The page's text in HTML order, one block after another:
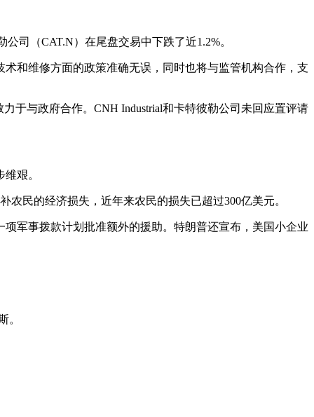
司（CAT.N）在尾盘交易中下跌了近1.2%。
和维修方面的政策准确无误，同时也将与监管机构合作，支
于与政府合作。CNH Industrial和卡特彼勒公司未回应置评请
艰。
民的经济损失，近年来农民的损失已超过300亿美元。
军事拨款计划批准额外的援助。特朗普还宣布，美国小企业
。